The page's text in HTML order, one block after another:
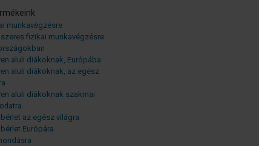
munkavégzésre
fizikai munkavégzésre
aluli diákoknak, Európába
aluli diákoknak, az egész
aluli diákoknak szakmai
bérlet az egész világra
bérlet Európára